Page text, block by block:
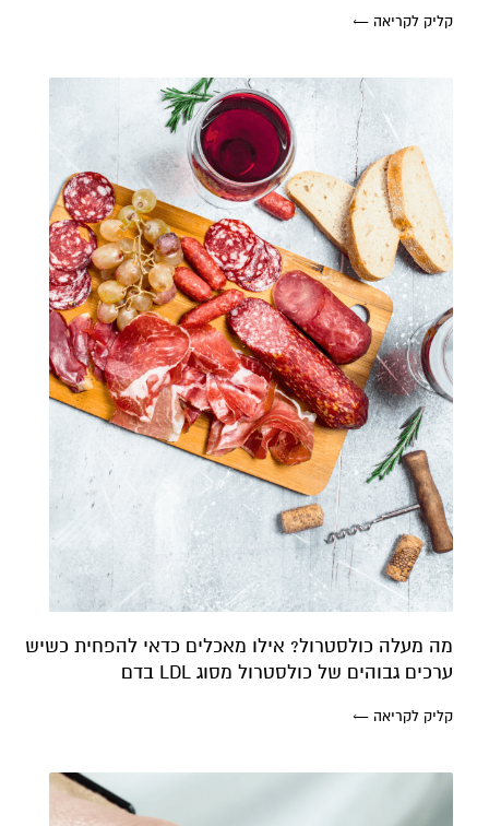
קליק לקריאה ←
מה מעלה כולסטרול? אילו מאכלים כדאי להפחית כשיש
ערכים גבוהים של כולסטרול מסוג LDL בדם
קליק לקריאה ←